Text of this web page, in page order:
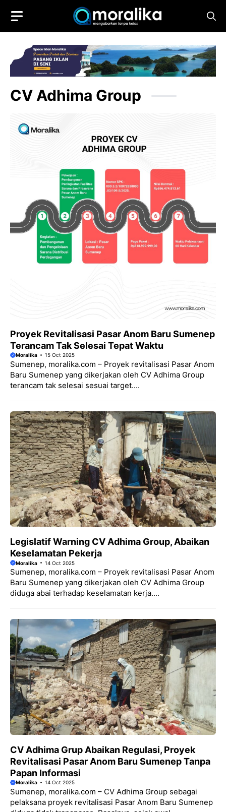
content
CV Adhima Group
Proyek Revitalisasi Pasar Anom Baru Sumenep
Terancam Tak Selesai Tepat Waktu
Moralika 15 Oct 2025
Sumenep, moralika.com – Proyek revitalisasi Pasar Anom
Baru Sumenep yang dikerjakan oleh CV Adhima Group
terancam tak selesai sesuai target....
Legislatif Warning CV Adhima Group, Abaikan
Keselamatan Pekerja
Moralika 14 Oct 2025
Sumenep, moralika.com – Proyek revitalisasi Pasar Anom
Baru Sumenep yang dikerjakan oleh CV Adhima Group
diduga abai terhadap keselamatan kerja....
CV Adhima Grup Abaikan Regulasi, Proyek
Revitalisasi Pasar Anom Baru Sumenep Tanpa
Papan Informasi
Moralika 14 Oct 2025
Sumenep, moralika.com – CV Adhima Group sebagai
pelaksana proyek revitalisasi Pasar Anom Baru Sumenep